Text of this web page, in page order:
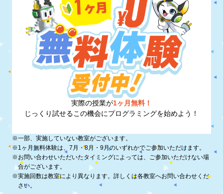
実際の授業が1ヶ月無料！
じっくり試せるこの機会にプログラミングを始めよう！
※一部、実施していない教室がございます。
※1ヶ月無料体験は、7月・8月・9月のいずれかでご参加いただけます。
※お問い合わせいただいたタイミングによっては、ご参加いただけない場
合がございます。
※実施回数は教室により異なります。詳しくは各教室へお問い合わせくだ
さい。